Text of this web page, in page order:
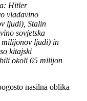
Hitler
vladavino
ljudi), Stalin
sovjetska
milijonov ljudi) in
kitajski
okoli 65 milijon
nasilna oblika